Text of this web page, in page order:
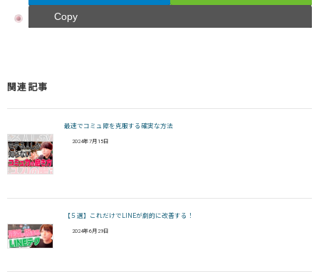
Copy
関連記事
最速でコミュ障を克服する確実な方法
2024年7月15日
【５選】これだけでLINEが劇的に改善する！
2024年6月29日